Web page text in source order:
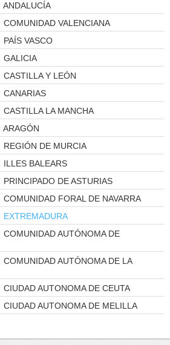
ANDALUCÍA
COMUNIDAD VALENCIANA
PAÍS VASCO
GALICIA
CASTILLA Y LEÓN
CANARIAS
CASTILLA LA MANCHA
ARAGÓN
REGIÓN DE MURCIA
ILLES BALEARS
PRINCIPADO DE ASTURIAS
COMUNIDAD FORAL DE NAVARRA
EXTREMADURA
COMUNIDAD AUTÓNOMA DE
COMUNIDAD AUTÓNOMA DE LA
CIUDAD AUTONOMA DE CEUTA
CIUDAD AUTONOMA DE MELILLA